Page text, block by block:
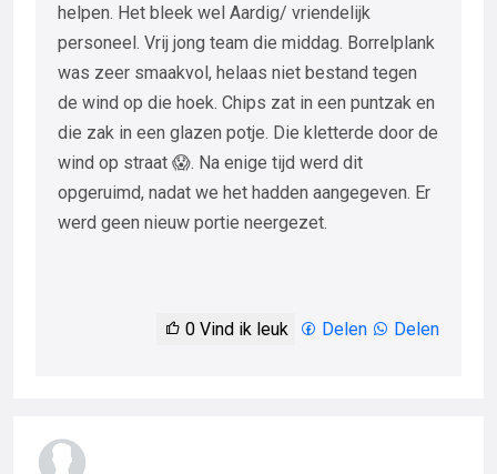
helpen. Het bleek wel Aardig/ vriendelijk
personeel. Vrij jong team die middag. Borrelplank
was zeer smaakvol, helaas niet bestand tegen
de wind op die hoek. Chips zat in een puntzak en
die zak in een glazen potje. Die kletterde door de
wind op straat 😱. Na enige tijd werd dit
opgeruimd, nadat we het hadden aangegeven. Er
werd geen nieuw portie neergezet.
0 Vind ik leuk Delen Delen